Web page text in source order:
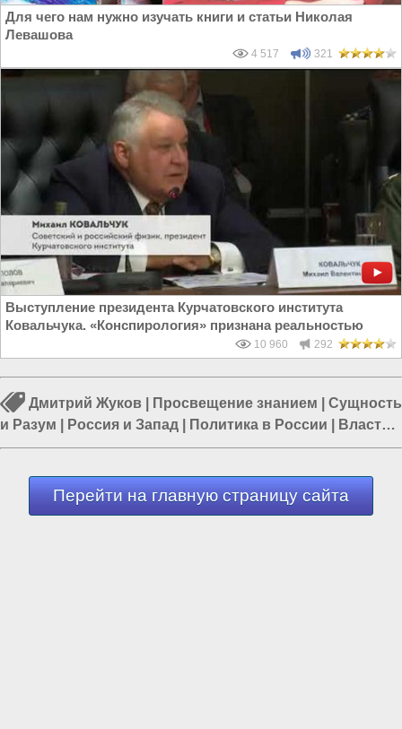
Для чего нам нужно изучать книги и статьи Николая
Левашова
4 517 321
Выступление президента Курчатовского института
Ковальчука. «Конспирология» признана реальностью
10 960 292
Дмитрий Жуков Просвещение знанием
Сущность
и Разум
Россия и Запад Политика в России
Власть
в РФ|Последнее обращение к Человечеству
Перейти на главную страницу сайта